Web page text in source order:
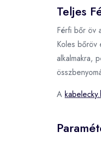
Teljes
Férfi bőr öv
Koles bőröv
alkalmakra,
A